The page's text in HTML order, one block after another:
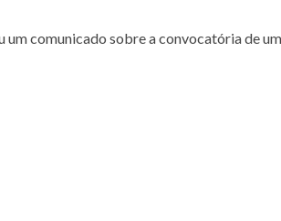
comunicado sobre a convocatória de